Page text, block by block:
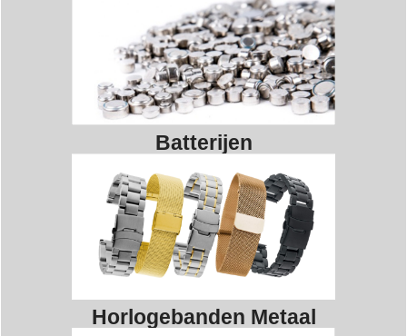
Batterijen
Horlogebanden Metaal